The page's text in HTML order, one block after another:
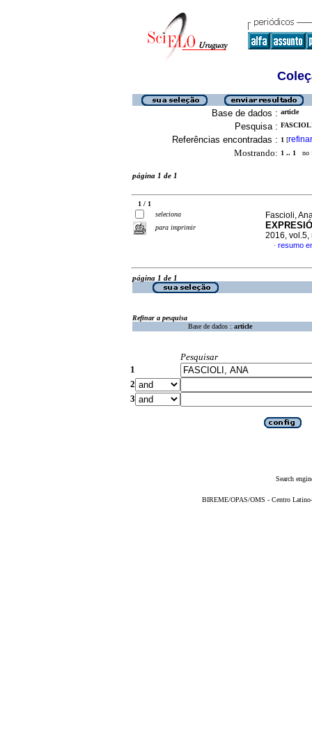
Base de dados : article
Pesquisa :
Referências encontradas : 1 [refinar
Mostrando: 1 .. 1 no
página 1 de 1
1 / 1
seleciona
para imprimir
Fascioli,
2016, vol.5,
· resumo
página 1 de 1
Refinar a pesquisa
Base de dados : article
Pesquisar
1
2
3
Search
BIREME/OPAS/OMS - Centro Latino-